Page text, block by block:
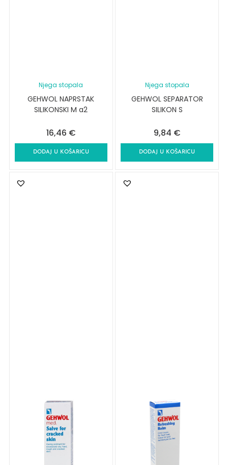
Njega stopala
GEHWOL NAPRSTAK
SILIKONSKI M a2
16,46 €
DODAJ U KOŠARICU
Njega stopala
GEHWOL SEPARATOR
SILIKON S
9,84 €
DODAJ U KOŠARICU